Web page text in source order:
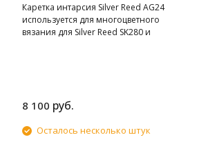
Каретка интарсия Silver Reed AG24
используется для многоцветного
вязания для Silver Reed SK280 и
8 100 руб.
Осталось несколько штук